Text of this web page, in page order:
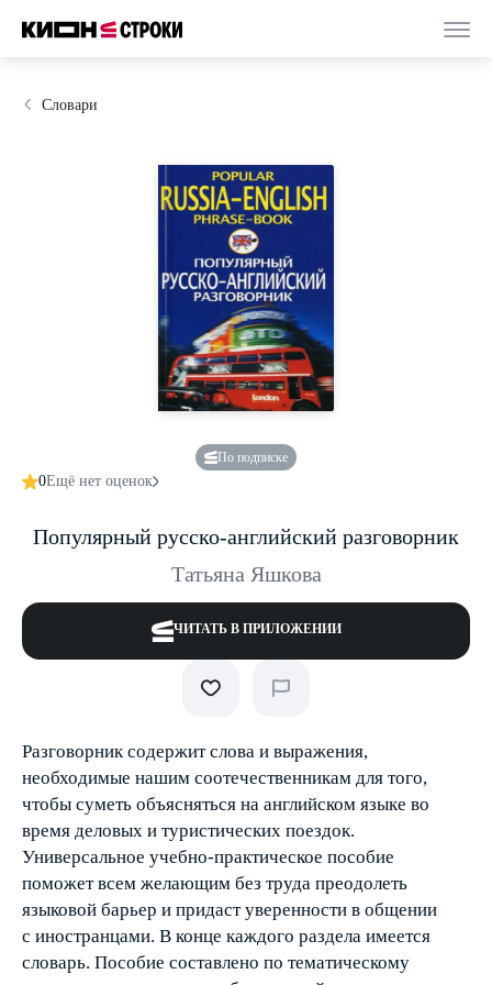
Словари
По подписке
0Ещё нет оценок
Популярный русско-английский разговорник
Татьяна Яшкова
ЧИТАТЬ В ПРИЛОЖЕНИИ
Разговорник содержит слова и выражения,
необходимые нашим соотечественникам для того,
чтобы суметь объясняться на английском языке во
время деловых и туристических поездок.
Универсальное учебно-практическое пособие
поможет всем желающим без труда преодолеть
языковой барьер и придаст уверенности в общении
с иностранцами. В конце каждого раздела имеется
словарь. Пособие составлено по тематическому